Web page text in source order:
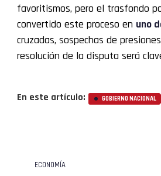
favoritismos, pero el trasfondo
convertido este proceso en uno
cruzadas, sospechas de
resolución de la disputa será
En este artículo: GOBIERNO NACIONAL
ECONOMÍA